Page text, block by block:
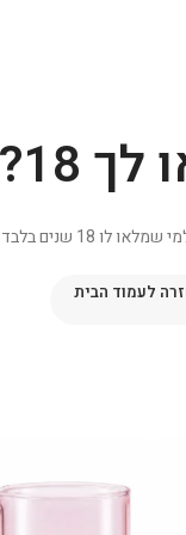
18?
18 שנים בלבד.
לעמוד הבית
פרסומים במדיה